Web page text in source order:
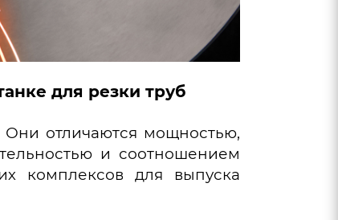
для резки труб
Они отличаются мощностью,
и соотношением
комплексов для выпуска